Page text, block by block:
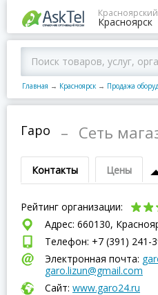
Красноярск
Главная → Красноярск → Продажа
Гаро – Сеть
Контакты Цены
Рейтинг организации:
Адрес: 660130,
Телефон: +7 (391) 241-
Электронная почта:
garo.lizun@gmail.com
Сайт: www.garo24.ru